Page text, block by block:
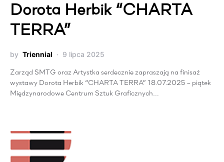
Dorota Herbik “CHARTA
TERRA”
by Triennial 9 lipca 2025
Zarząd SMTG oraz Artystka serdecznie zapraszają na finisaż
wystawy Dorota Herbik “CHARTA TERRA” 18.07.2025 – piątek
Międzynarodowe Centrum Sztuk Graficznych…